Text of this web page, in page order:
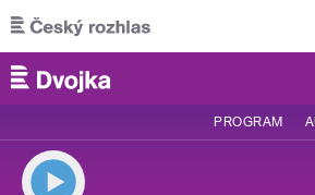
Přejít k hlavnímu obsahu
PROGRAM